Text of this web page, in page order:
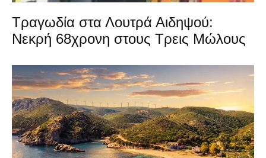
Τραγωδία στα Λουτρά Αιδηψού:
Νεκρή 68χρονη στους Τρεις Μώλους